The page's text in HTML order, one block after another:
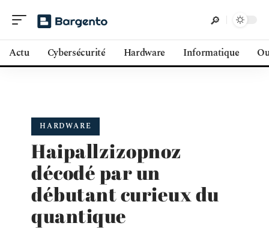
Actu Cybersécurité Hardware Informatique
HARDWARE
Haipallzizopnoz
décodé par un
débutant curieux du
quantique